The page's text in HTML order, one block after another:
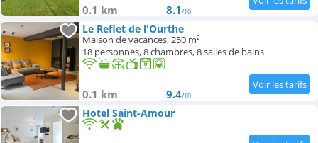
0.1 km 8.1/10
Le Reflet de l'Ourthe
Maison de vacances, 250 m²
18 personnes, 8 chambres, 8 salles de bains
0.1 km 9.4/10
Hotel Saint-Amour